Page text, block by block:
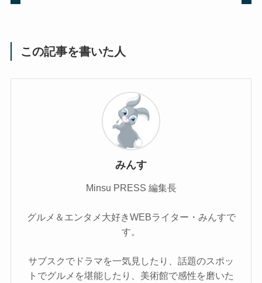
この記事を書いた人
みんす
Minsu PRESS 編集長
グルメ＆エンタメ大好きWEBライター・みんすで
す。
サブスクでドラマを一気見したり、話題のスポッ
トでグルメを堪能したり、美術館で感性を磨いた